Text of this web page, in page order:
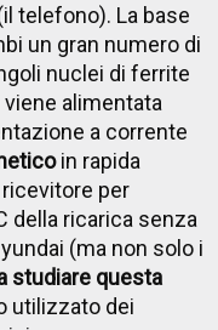
telefono). La base
un gran numero di
nuclei di ferrite
alimentata
a corrente
in rapida
per
della ricarica senza
(ma non solo i
studiare questa
utilizzato dei